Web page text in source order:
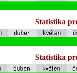
Statistika
Statistika